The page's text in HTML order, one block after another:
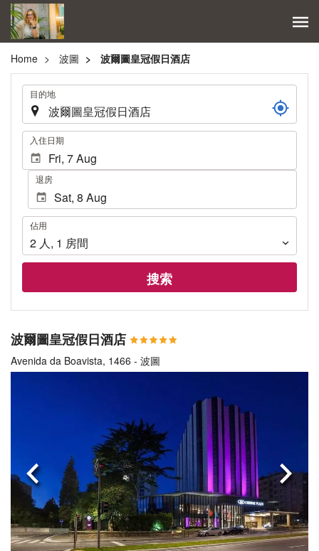
Home 波圖 波爾圖皇冠假日酒店
. 目的地
. 入住日期
退房
佔
用
佔用
2 人, 1 房間
搜索
波爾圖皇冠假日酒店
Avenida da Boavista, 1466 - 波圖
上一頁 下一